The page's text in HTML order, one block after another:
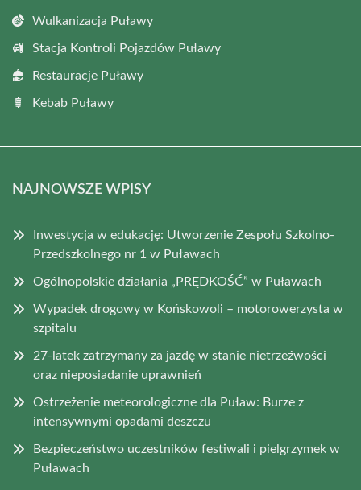
Wulkanizacja Puławy
Stacja Kontroli Pojazdów Puławy
Restauracje Puławy
Kebab Puławy
NAJNOWSZE WPISY
Inwestycja w edukację: Utworzenie Zespołu Szkolno-
Przedszkolnego nr 1 w Puławach
Ogólnopolskie działania „PRĘDKOŚĆ” w Puławach
Wypadek drogowy w Końskowoli – motorowerzysta w
szpitalu
27-latek zatrzymany za jazdę w stanie nietrzeźwości
oraz nieposiadanie uprawnień
Ostrzeżenie meteorologiczne dla Puław: Burze z
intensywnymi opadami deszczu
Bezpieczeństwo uczestników festiwali i pielgrzymek w
Puławach